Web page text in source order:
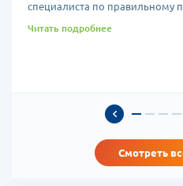
специалиста по правильному
Читать подробнее
Смотреть